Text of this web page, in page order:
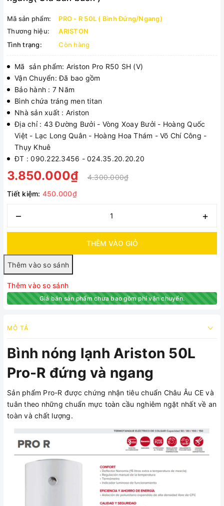
Mã sản phẩm:
PRO - R 50L ( Bình Đứng/Ngang)
Thương hiệu:
ARISTON
Tình trạng:
Còn hàng
Mã sản phẩm: Ariston Pro R50 SH (V)
Vận Chuyển: Đã bao gồm
Bảo hành : 7 Năm
Bình chứa tráng men titan
Nhà sản xuất : Ariston
Địa chỉ : 43 Đường Bưởi - Vòng Xoay Bưởi - Hoàng Quốc
Việt - Lạc Long Quân - Hoàng Hoa Thám - Võ Chí Công -
Thụy Khuê
ĐT : 090.222.3456 - 024.35.20.20.20
3.850.000₫
4.300.000₫
Tiết kiệm: 450.000₫
– +
THÊM VÀO GIỎ
Thêm vào so sánh
Giá bán sản phẩm chưa bao gồm phí vận chuyển.
MÔ TẢ
Bình nóng lạnh Ariston 50L
Pro-R đứng và ngang
Sản phẩm Pro-R được chứng nhận tiêu chuẩn Châu Âu CE và
tuân theo những chuẩn mực toàn cầu nghiêm ngặt nhất về an
toàn và chất lượng.